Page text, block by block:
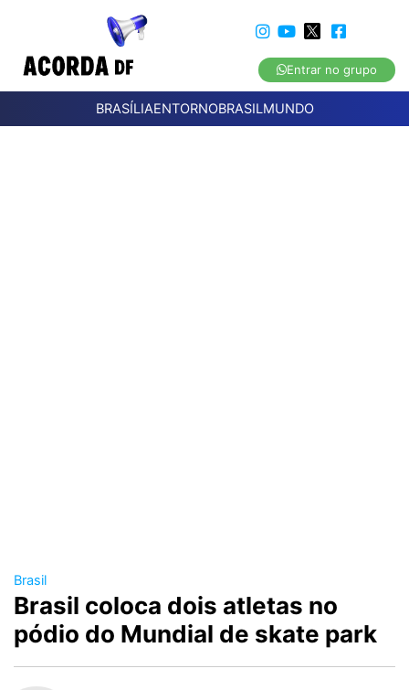
Entrar no grupo
BRASÍLIAENTORNOBRASILMUNDO
Brasil
Brasil coloca dois atletas no
pódio do Mundial de skate park